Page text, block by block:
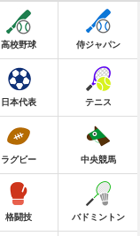
高校野球 侍ジャパン
日本代表 テニス
ラグビー 中央競馬
格闘技 バドミントン